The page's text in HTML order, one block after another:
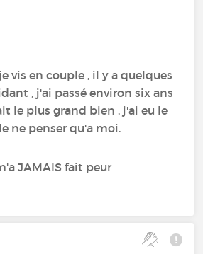
vis en couple , il y a quelques
, j'ai passé environ six ans
le plus grand bien , j'ai eu le
ne penser qu'a moi.
JAMAIS fait peur